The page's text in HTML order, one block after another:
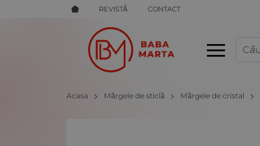
REVISTĂ CONTACT
Acasa Mărgele de sticlă Mărgele de cristal